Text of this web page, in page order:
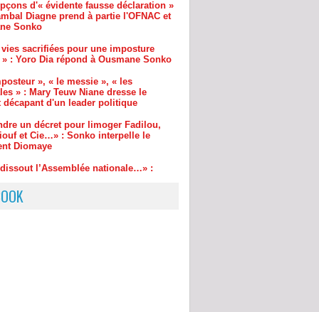
vies sacrifiées pour une imposture
: Yoro Dia répond à Ousmane Sonko
» : Mary Teuw Niane dresse le
décapant d'un leader politique
un décret pour limoger Fadilou,
et Cie…» : Sonko interpelle le
Diomaye
l’Assemblée nationale…» :
Sonko avertit le Pr. Diomaye